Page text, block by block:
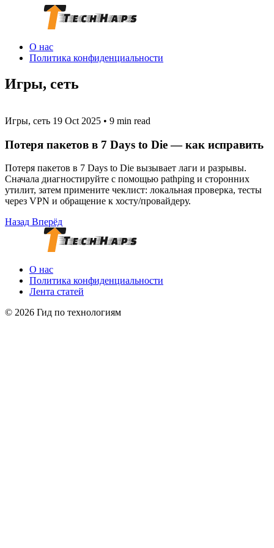
О нас
Политика конфиденциальности
Игры, сеть
Игры, сеть 19 Oct 2025 • 9 min read
Потеря пакетов в 7 Days to Die — как исправить
Потеря пакетов в 7 Days to Die вызывает лаги и разрывы.
Сначала диагностируйте с помощью pathping и сторонних
утилит, затем примените чеклист: локальная проверка, тесты
через VPN и обращение к хосту/провайдеру.
Назад Вперёд
О нас
Политика конфиденциальности
Лента статей
© 2026 Гид по технологиям